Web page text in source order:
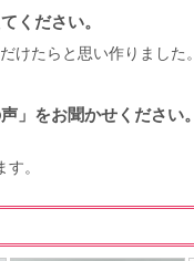
ください。
けたらと思い作りました。
」をお聞かせください。
。